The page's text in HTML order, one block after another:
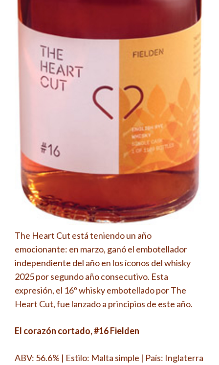
The Heart Cut está teniendo un año
emocionante: en marzo, ganó el embotellador
independiente del año en los íconos del whisky
2025 por segundo año consecutivo. Esta
expresión, el 16º whisky embotellado por The
Heart Cut, fue lanzado a principios de este año.
El corazón cortado,#16 Fielden
ABV: 56.6% | Estilo: Malta simple | País: Inglaterra